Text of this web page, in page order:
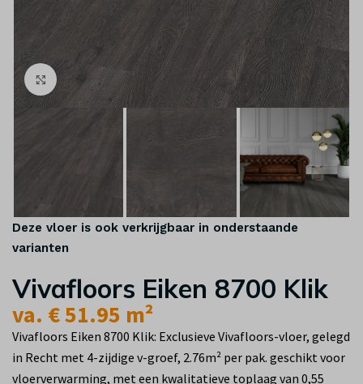
Klik om te vergroten
Deze vloer is ook verkrijgbaar in onderstaande
varianten
Vivafloors Eiken 8700 Klik
va. € 51.95 m²
Vivafloors Eiken 8700 Klik: Exclusieve Vivafloors-vloer, gelegd
in Recht met 4-zijdige v-groef, 2.76m² per pak. geschikt voor
vloerverwarming, met een kwalitatieve toplaag van 0,55